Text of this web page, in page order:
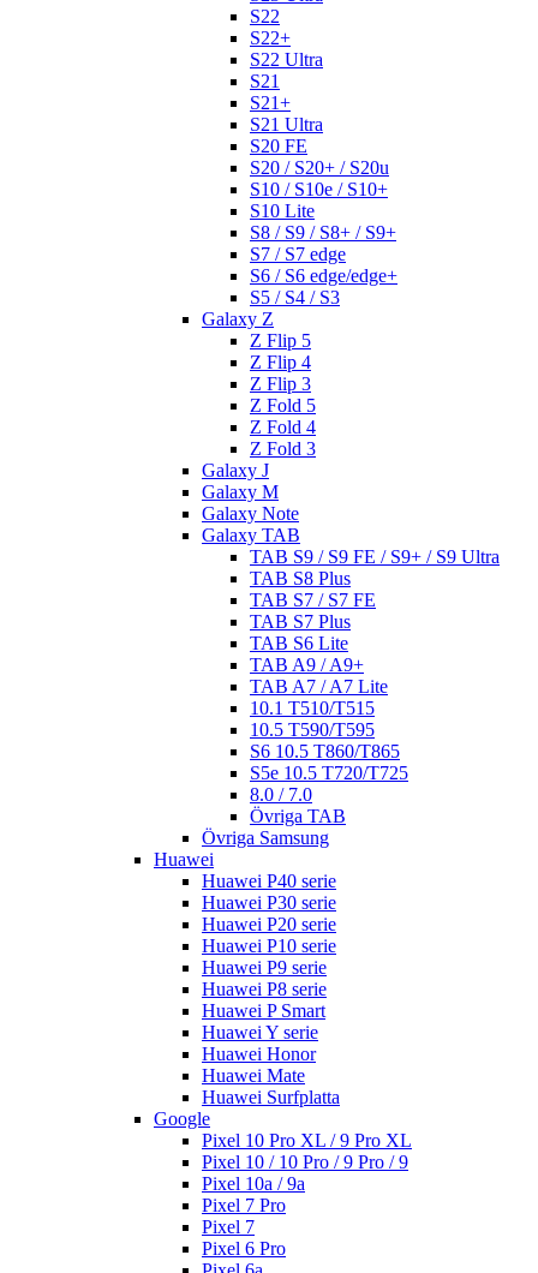
S22
S22+
S22 Ultra
S21
S21+
S21 Ultra
S20 FE
S20 / S20+ / S20u
S10 / S10e / S10+
S10 Lite
S8 / S9 / S8+ / S9+
S7 / S7 edge
S6 / S6 edge/edge+
S5 / S4 / S3
Galaxy Z
Z Flip 5
Z Flip 4
Z Flip 3
Z Fold 5
Z Fold 4
Z Fold 3
Galaxy J
Galaxy M
Galaxy Note
Galaxy TAB
TAB S9 / S9 FE / S9+ / S9 Ultra
TAB S8 Plus
TAB S7 / S7 FE
TAB S7 Plus
TAB S6 Lite
TAB A9 / A9+
TAB A7 / A7 Lite
10.1 T510/T515
10.5 T590/T595
S6 10.5 T860/T865
S5e 10.5 T720/T725
8.0 / 7.0
Övriga TAB
Övriga Samsung
Huawei
Huawei P40 serie
Huawei P30 serie
Huawei P20 serie
Huawei P10 serie
Huawei P9 serie
Huawei P8 serie
Huawei P Smart
Huawei Y serie
Huawei Honor
Huawei Mate
Huawei Surfplatta
Google
Pixel 10 Pro XL / 9 Pro XL
Pixel 10 / 10 Pro / 9 Pro / 9
Pixel 10a / 9a
Pixel 7 Pro
Pixel 7
Pixel 6 Pro